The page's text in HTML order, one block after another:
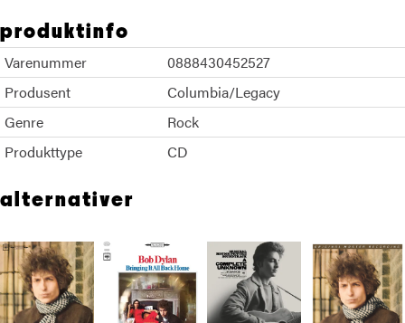
produktinfo
Varenummer
0888430452527
Produsent
Columbia/Legacy
Genre
Rock
Produkttype
CD
alternativer